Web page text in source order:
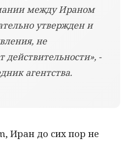
между Ираном
утвержден и
не
действительности», -
агентства.
Иран до сих пор не